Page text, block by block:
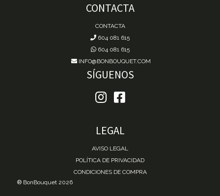
CONTACTA
CONTACTA
604 081 615
604 081 615
INFO@BONBOUQUET.COM
SÍGUENOS
LEGAL
AVISO LEGAL
POLÍTICA DE PRIVACIDAD
CONDICIONES DE COMPRA
® BonBouquet 2026